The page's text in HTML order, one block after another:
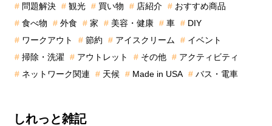
サ
イ
ド
バ
ー
問題解決 観光 買い物 店紹介
おすすめ商品
食べ物
外食 家 美容・健康 車
DIY
ワークアウト
節約 アイスクリーム
イベント
掃除・洗濯
アウトレット その他
アクティビティ
ネットワーク関連
天候 Made in USA バス・電車
しれっと雑記